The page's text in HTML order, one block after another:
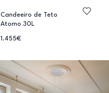
Candeeiro de Teto
Atomo 30L
1.455€